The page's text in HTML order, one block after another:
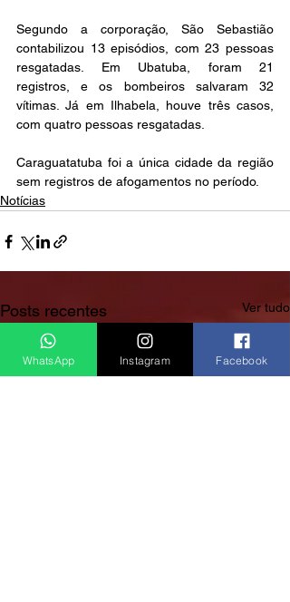
Segundo a corporação, São Sebastião
contabilizou 13 episódios, com 23 pessoas
resgatadas. Em Ubatuba, foram 21
registros, e os bombeiros salvaram 32
vítimas. Já em Ilhabela, houve três casos,
com quatro pessoas resgatadas.
Caraguatatuba foi a única cidade da região
sem registros de afogamentos no período.
Notícias
Posts recentes Ver tudo
WhatsApp Instagram Facebook